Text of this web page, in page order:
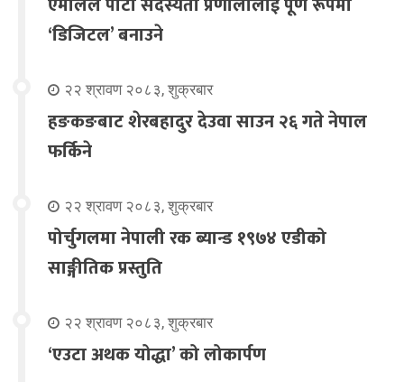
‘डिजिटल’ बनाउने
२२ श्रावण २०८३, शुक्रबार
हङकङबाट शेरबहादुर देउवा साउन २६ गते नेपाल
फर्किने
२२ श्रावण २०८३, शुक्रबार
पोर्चुगलमा नेपाली रक ब्यान्ड १९७४ एडीको
साङ्गीतिक प्रस्तुति
२२ श्रावण २०८३, शुक्रबार
‘एउटा अथक योद्धा’ को लोकार्पण